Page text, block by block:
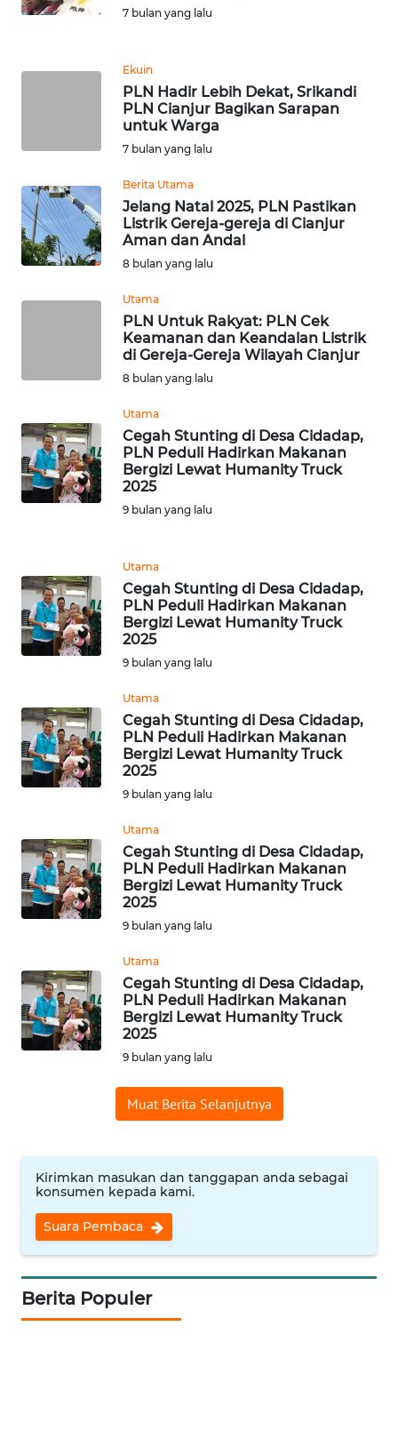
7 bulan yang lalu
Ekuin
PLN Hadir Lebih Dekat, Srikandi
PLN Cianjur Bagikan Sarapan
untuk Warga
7 bulan yang lalu
Berita Utama
Jelang Natal 2025, PLN Pastikan
Listrik Gereja-gereja di Cianjur
Aman dan Andal
8 bulan yang lalu
Utama
PLN Untuk Rakyat: PLN Cek
Keamanan dan Keandalan Listrik
di Gereja-Gereja Wilayah Cianjur
8 bulan yang lalu
Utama
Cegah Stunting di Desa Cidadap,
PLN Peduli Hadirkan Makanan
Bergizi Lewat Humanity Truck
2025
9 bulan yang lalu
Utama
Cegah Stunting di Desa Cidadap,
PLN Peduli Hadirkan Makanan
Bergizi Lewat Humanity Truck
2025
9 bulan yang lalu
Utama
Cegah Stunting di Desa Cidadap,
PLN Peduli Hadirkan Makanan
Bergizi Lewat Humanity Truck
2025
9 bulan yang lalu
Utama
Cegah Stunting di Desa Cidadap,
PLN Peduli Hadirkan Makanan
Bergizi Lewat Humanity Truck
2025
9 bulan yang lalu
Utama
Cegah Stunting di Desa Cidadap,
PLN Peduli Hadirkan Makanan
Bergizi Lewat Humanity Truck
2025
9 bulan yang lalu
Muat Berita Selanjutnya
Kirimkan masukan dan tanggapan anda sebagai
konsumen kepada kami.
Suara Pembaca
Berita Populer
WN
WN
BOGOR
UTARA
WN
SAMOSIR
WN
WN
SUMEDANG
WN
CIANJUR
WN
KEPULAUAN
SERIBU
WN
WN
BINJAI
WN
WN
INDRAMAYU
WN
WN
WN
WN